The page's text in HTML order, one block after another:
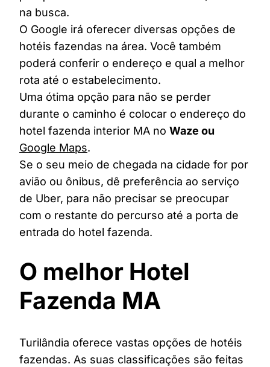
na busca.
O Google irá oferecer diversas opções de
hotéis fazendas na área. Você também
poderá conferir o endereço e qual a melhor
rota até o estabelecimento.
Uma ótima opção para não se perder
durante o caminho é colocar o endereço do
hotel fazenda interior MA no Waze ou
Google Maps.
Se o seu meio de chegada na cidade for por
avião ou ônibus, dê preferência ao serviço
de Uber, para não precisar se preocupar
com o restante do percurso até a porta de
entrada do hotel fazenda.
O melhor Hotel
Fazenda MA
Turilândia oferece vastas opções de hotéis
fazendas. As suas classificações são feitas